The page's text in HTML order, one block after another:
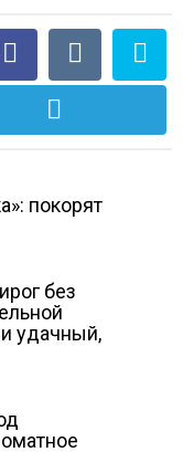
покорят
без
удачный,